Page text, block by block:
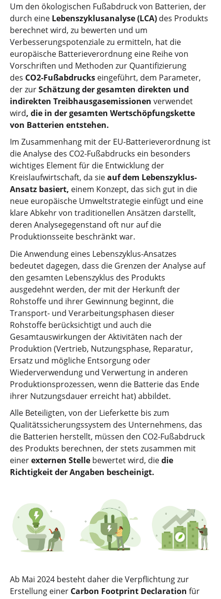
Um den ökologischen Fußabdruck von Batterien, der
durch eine Lebenszyklusanalyse (LCA) des Produkts
berechnet wird, zu bewerten und um
Verbesserungspotenziale zu ermitteln, hat die
europäische Batterieverordnung eine Reihe von
Vorschriften und Methoden zur Quantifizierung
des CO2-Fußabdrucks eingeführt, dem Parameter,
der zurSchätzung der gesamten direkten und
indirekten Treibhausgasemissionen verwendet
wird, die in der gesamten Wertschöpfungskette
von Batterien entstehen.
Im Zusammenhang mit der EU-Batterieverordnung ist
die Analyse des CO2-Fußabdrucks ein besonders
wichtiges Element für die Entwicklung der
Kreislaufwirtschaft, da sieauf dem Lebenszyklus-
Ansatz basiert, einem Konzept, das sich gut in die
neue europäische Umweltstrategie einfügt und eine
klare Abkehr von traditionellen Ansätzen darstellt,
deren Analysegegenstand oft nur auf die
Produktionsseite beschränkt war.
Die Anwendung eines Lebenszyklus-Ansatzes
bedeutet dagegen, dass die Grenzen der Analyse auf
den gesamten Lebenszyklus des Produkts
ausgedehnt werden, der mit der Herkunft der
Rohstoffe und ihrer Gewinnung beginnt, die
Transport- und Verarbeitungsphasen dieser
Rohstoffe berücksichtigt und auch die
Gesamtauswirkungen der Aktivitäten nach der
Produktion (Vertrieb, Nutzungsphase, Reparatur,
Ersatz und mögliche Entsorgung oder
Wiederverwendung und Verwertung in anderen
Produktionsprozessen, wenn die Batterie das Ende
ihrer Nutzungsdauer erreicht hat) abbildet.
Alle Beteiligten, von der Lieferkette bis zum
Qualitätssicherungssystem des Unternehmens, das
die Batterien herstellt, müssen den CO2-Fußabdruck
des Produkts berechnen, der stets zusammen mit
einerexternen Stelle bewertet wird, diedie
Richtigkeit der Angaben bescheinigt.
Ab Mai 2024 besteht daher die Verpflichtung zur
Erstellung einer Carbon Footprint Declaration für